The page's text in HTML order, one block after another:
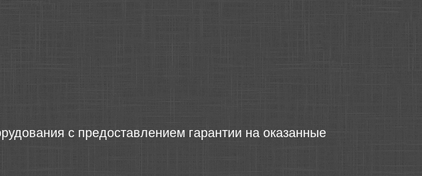
с предоставлением гарантии на оказанные